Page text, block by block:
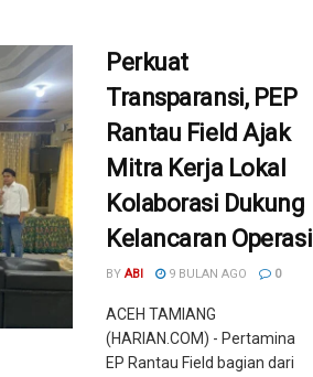
Perkuat
Transparansi, PEP
Rantau Field Ajak
Mitra Kerja Lokal
Kolaborasi Dukung
Kelancaran Operasi
BY ABI 9 BULAN AGO 0
ACEH TAMIANG
(HARIAN.COM) - Pertamina
EP Rantau Field bagian dari